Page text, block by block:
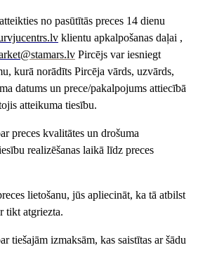
no pasūtītās preces 14 dienu
.lv klientu apkalpošanas daļai ,
@stamars.lv Pircējs var iesniegt
kurā norādīts Pircēja vārds, uzvārds,
datums un prece/pakalpojums attiecībā
atteikuma tiesību.
preces kvalitātes un drošuma
realizēšanas laikā līdz preces
lietošanu, jūs apliecināt, ka tā atbilst
tikt atgriezta.
tiešajām izmaksām, kas saistītas ar šādu